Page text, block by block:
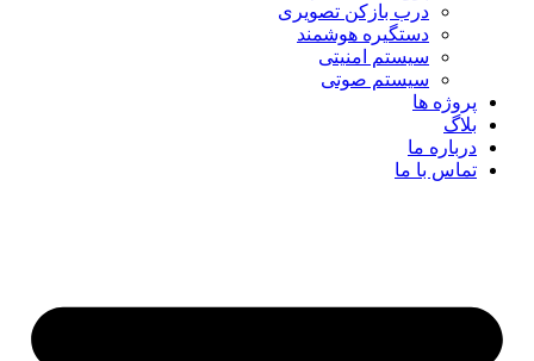
درب بازکن تصویری
دستگیره هوشمند
سیستم امنیتی
سیستم صوتی
پروژه ها
بلاگ
درباره ما
تماس با ما